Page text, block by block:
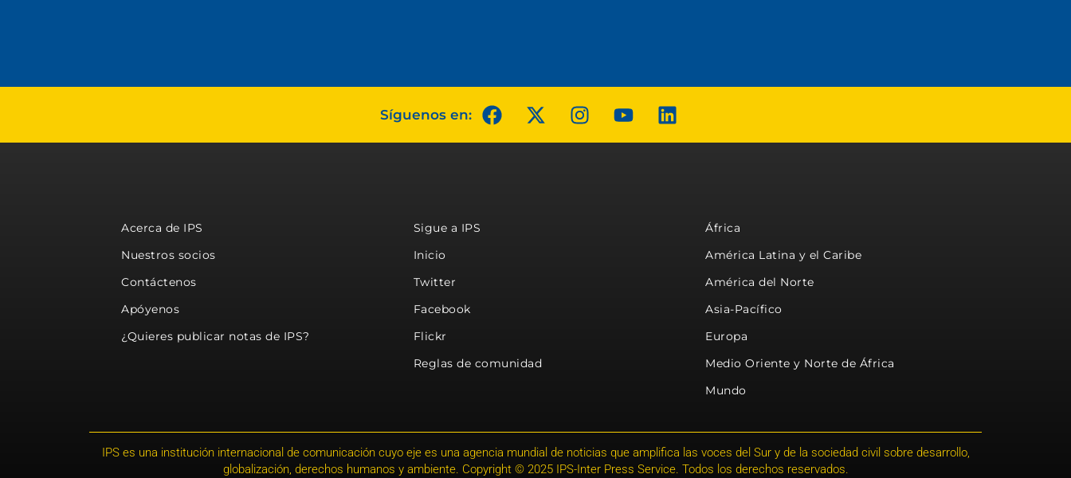
Síguenos en:
Acerca de IPS
Nuestros socios
Contáctenos
Apóyenos
¿Quieres publicar notas de IPS?
Sigue a IPS
Inicio
Twitter
Facebook
Flickr
Reglas de comunidad
África
América Latina y el Caribe
América del Norte
Asia-Pacífico
Europa
Medio Oriente y Norte de África
Mundo
IPS es una institución internacional de comunicación cuyo eje es una agencia mundial de noticias que amplifica las voces del Sur y de la sociedad civil sobre desarrollo,
globalización, derechos humanos y ambiente. Copyright © 2025 IPS-Inter Press Service. Todos los derechos reservados.